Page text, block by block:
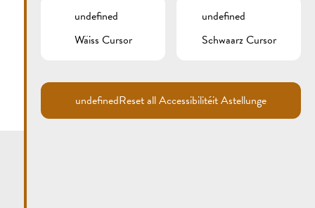
undefined
Wäiss Cursor
undefined
Schwaarz Cursor
undefinedReset all Accessibilitéit Astellunge